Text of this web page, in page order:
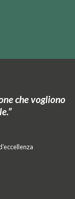
che vogliono